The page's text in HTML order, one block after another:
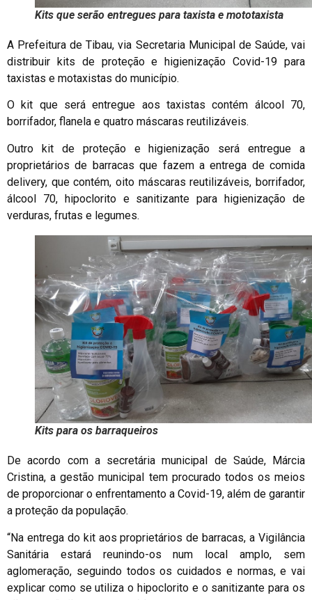
Kits que serão entregues para taxista e mototaxista
A Prefeitura de Tibau, via Secretaria Municipal de Saúde, vai
distribuir kits de proteção e higienização Covid-19 para
taxistas e motaxistas do município.
O kit que será entregue aos taxistas contém álcool 70,
borrifador, flanela e quatro máscaras reutilizáveis.
Outro kit de proteção e higienização será entregue a
proprietários de barracas que fazem a entrega de comida
delivery, que contém, oito máscaras reutilizáveis, borrifador,
álcool 70, hipoclorito e sanitizante para higienização de
verduras, frutas e legumes.
Kits para os barraqueiros
De acordo com a secretária municipal de Saúde, Márcia
Cristina, a gestão municipal tem procurado todos os meios
de proporcionar o enfrentamento a Covid-19, além de garantir
a proteção da população.
“Na entrega do kit aos proprietários de barracas, a Vigilância
Sanitária estará reunindo-os num local amplo, sem
aglomeração, seguindo todos os cuidados e normas, e vai
explicar como se utiliza o hipoclorito e o sanitizante para os